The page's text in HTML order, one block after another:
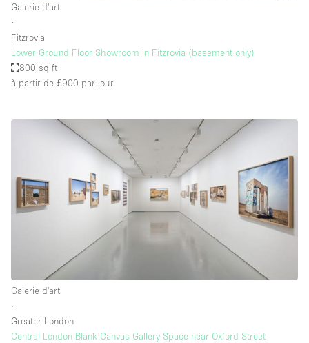
Galerie d'art
∙
Fitzrovia
Lower Ground Floor Showroom in Fitzrovia (basement only)
800 sq ft
à partir de £900 par jour
Galerie d'art
∙
Greater London
Central London Blank Canvas Gallery Space near Oxford Street